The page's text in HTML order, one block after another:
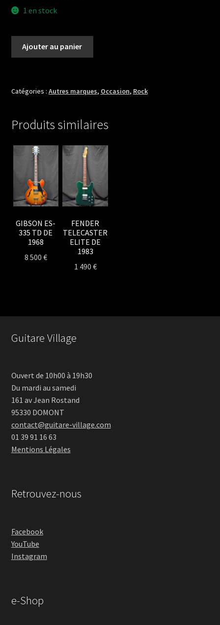
1 en stock
2A
Ajouter au panier
Catégories : Autres marques, Occasion, Rock
Produits similaires
GIBSON ES-
335 TD DE
1968
8 500 €
FENDER
TELECASTER
ELITE DE
1983
1 490 €
Guitare Village
Ouvert de 10h00 à 19h30
Du mardi au samedi
161 av Jean Rostand
95330 DOMONT
contact@guitare-village.com
01 39 91 16 63
Mentions Légales
Retrouvez-nous
Facebook
YouTube
Instagram
e-Shop